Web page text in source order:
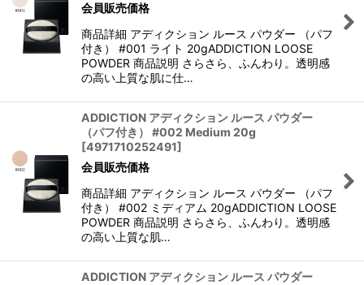
会員販売価格
商品詳細 アディクション ルース パウダー （パフ
付き） #001 ライト 20gADDICTION LOOSE
POWDER 商品説明 さらさら、ふんわり。透明感
の高い上質な肌に仕…
ADDICTION アディクション ルース パウダー
（パフ付き） #002 Medium 20g
[4971710252491]
会員販売価格
商品詳細 アディクション ルース パウダー （パフ
付き） #002 ミディアム 20gADDICTION LOOSE
POWDER 商品説明 さらさら、ふんわり。透明感
の高い上質な肌…
ADDICTION アディクション ルース パウダー